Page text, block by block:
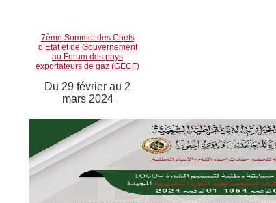
7ème Sommet des Chefs
d’Etat et de Gouvernement
au Forum des pays
exportateurs de gaz (GECF)
Du 29 février au 2
mars 2024